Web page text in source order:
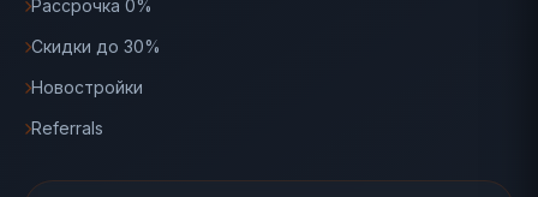
Рассрочка 0%
Скидки до 30%
Новостройки
Referrals